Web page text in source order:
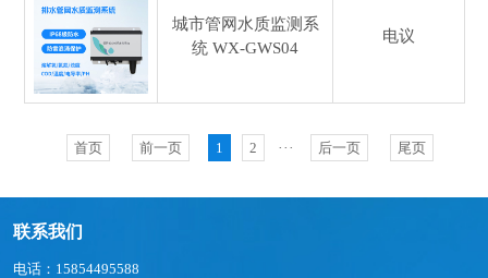
城市管网水质监测系
统 WX-GWS04
电议
首页 前一页 1 2 ··· 后一页 尾页
联系我们
电话：15854495588